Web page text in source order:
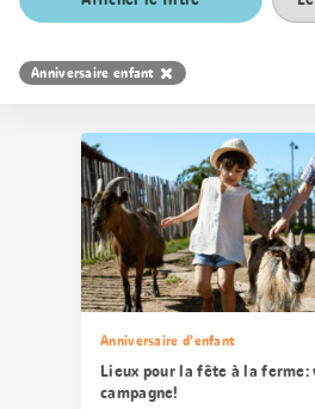
les
Anniversaire enfant
Anniversaire d’enfant
Lieux pour la fête à la ferme:
campagne!